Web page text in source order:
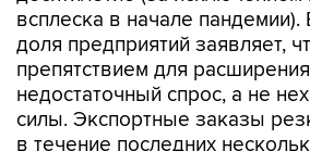
всплеска в начале
доля предприятий заявляет,
препятствием для
недостаточный спрос, а не
силы. Экспортные заказы
в течение последних